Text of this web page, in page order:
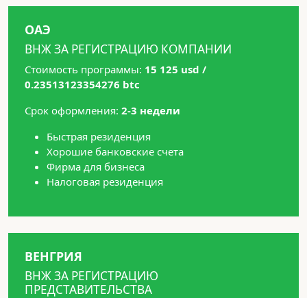
ОАЭ
ВНЖ ЗА РЕГИСТРАЦИЮ КОМПАНИИ
Стоимость программы: 15 125 usd /
0.23513123354276 btc
Срок оформления: 2-3 недели
Быстрая резиденция
Хорошие банковские счета
Фирма для бизнеса
Налоговая резиденция
ВЕНГРИЯ
ВНЖ ЗА РЕГИСТРАЦИЮ
ПРЕДСТАВИТЕЛЬСТВА